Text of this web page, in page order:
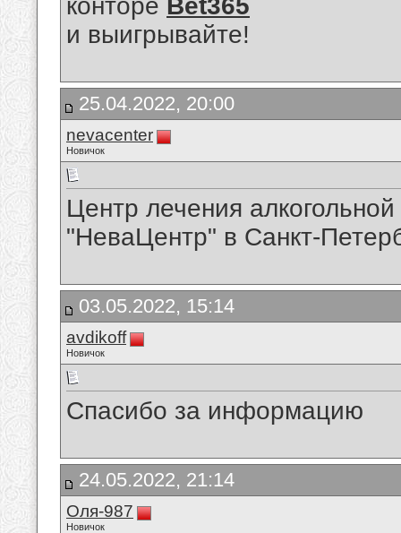
конторе Bet365
и выигрывайте!
25.04.2022, 20:00
nevacenter
Новичок
Центр лечения
"НеваЦентр" в Санкт-
03.05.2022, 15:14
avdikoff
Новичок
Спасибо за информацию
24.05.2022, 21:14
Оля-987
Новичок